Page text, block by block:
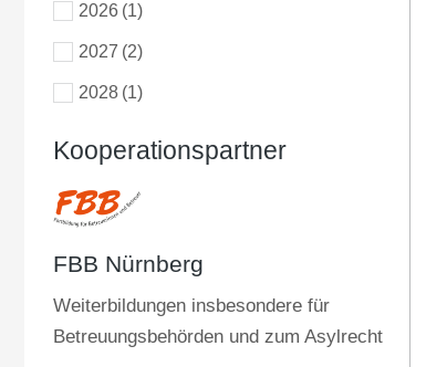
2026 (1)
2027 (2)
2028 (1)
Kooperationspartner
FBB Nürnberg
Weiterbildungen insbesondere für
Betreuungsbehörden und zum Asylrecht